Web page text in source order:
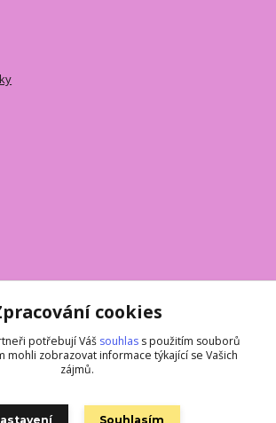
cookies
potřebují Váš souhlas s použitím souborů
mohli zobrazovat informace týkající se Vašich
zájmů.
Souhlasím